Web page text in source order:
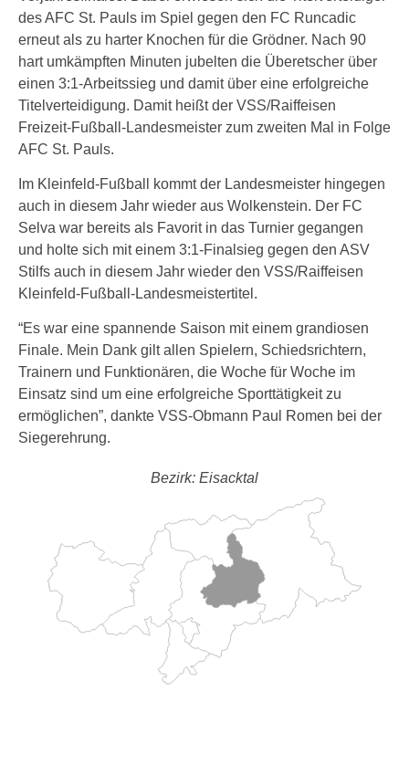
des AFC St. Pauls im Spiel gegen den FC Runcadic
erneut als zu harter Knochen für die Grödner. Nach 90
hart umkämpften Minuten jubelten die Überetscher über
einen 3:1-Arbeitssieg und damit über eine erfolgreiche
Titelverteidigung. Damit heißt der VSS/Raiffeisen
Freizeit-Fußball-Landesmeister zum zweiten Mal in Folge
AFC St. Pauls.
Im Kleinfeld-Fußball kommt der Landesmeister hingegen
auch in diesem Jahr wieder aus Wolkenstein. Der FC
Selva war bereits als Favorit in das Turnier gegangen
und holte sich mit einem 3:1-Finalsieg gegen den ASV
Stilfs auch in diesem Jahr wieder den VSS/Raiffeisen
Kleinfeld-Fußball-Landesmeistertitel.
“Es war eine spannende Saison mit einem grandiosen
Finale. Mein Dank gilt allen Spielern, Schiedsrichtern,
Trainern und Funktionären, die Woche für Woche im
Einsatz sind um eine erfolgreiche Sporttätigkeit zu
ermöglichen”, dankte VSS-Obmann Paul Romen bei der
Siegerehrung.
Bezirk: Eisacktal